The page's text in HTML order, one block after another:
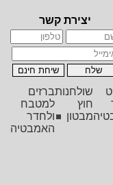
יצירת קשר
שולחנות
חוץ
מבטון
ברזים
למטבח
ולחדר
האמבטיה